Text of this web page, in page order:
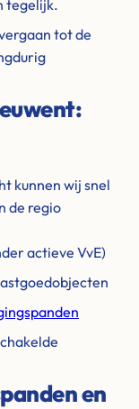
tegelijk.
tot de
kunnen wij snel
de regio
actieve VvE)
en